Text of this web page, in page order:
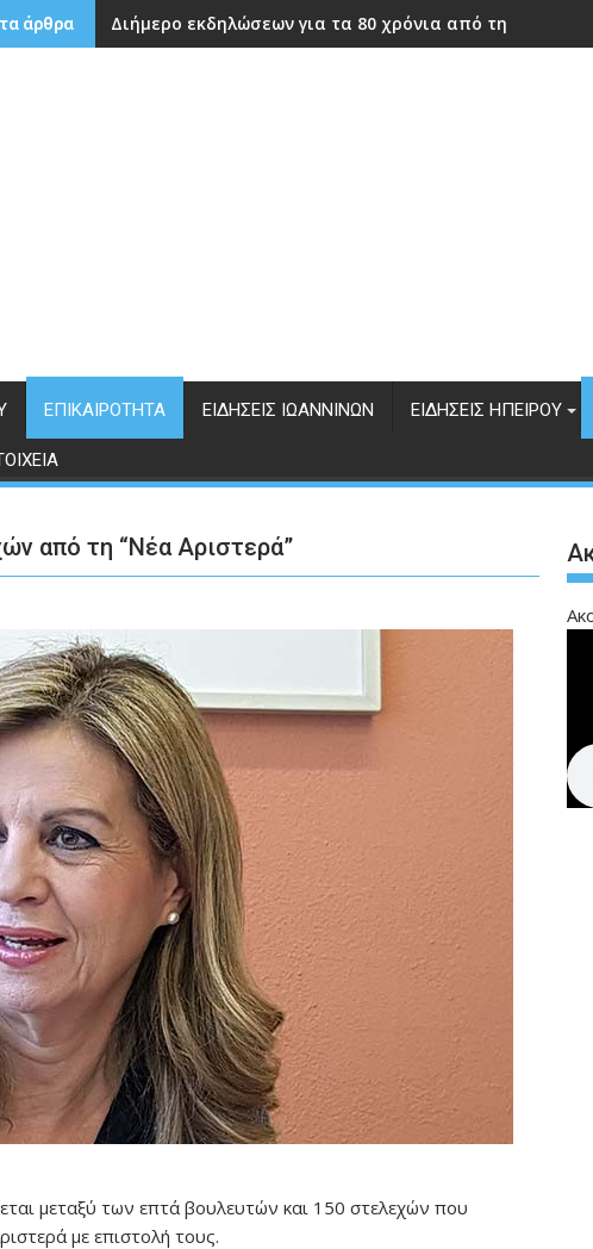
άρθρα Διήμερο εκδηλώσεων για τα 80 χρόνια από την ίδρυση
ΕΠΙΚΑΙΡΌΤΗΤΑ ΕΙΔΉΣΕΙΣ ΙΩΑΝΝΊΝΩΝ ΕΙΔΉΣΕΙΣ ΗΠΕΊΡΟΥ
από τη “Νέα Αριστερά”
μεταξύ των επτά βουλευτών και 150 στελεχών που
με επιστολή τους.